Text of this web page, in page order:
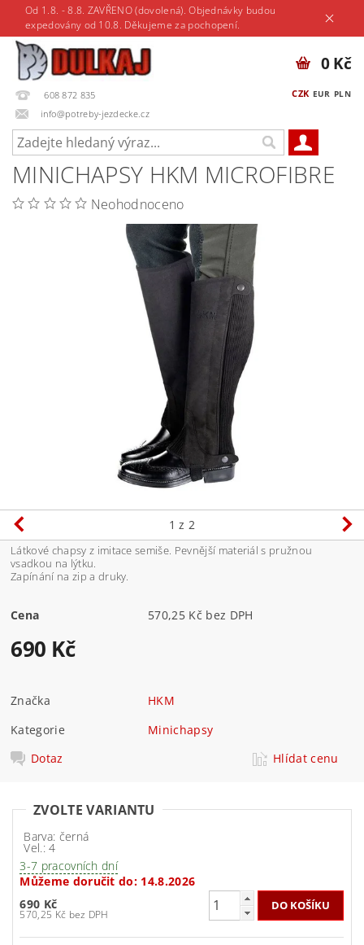
Od 1.8. - 8.8. ZAVŘENO (dovolená). Objednávky budou
expedovány od 10.8. Děkujeme za pochopení.
608 872 835
info@potreby-jezdecke.cz
CZK EUR PLN
0 Kč
MINICHAPSY HKM MICROFIBRE
Neohodnoceno
1 z 2
Látkové chapsy z imitace semiše. Pevnější materiál s pružnou
vsadkou na lýtku.
Zapínání na zip a druky.
Cena 570,25 Kč bez DPH
690 Kč
Značka
HKM
Kategorie
Minichapsy
Dotaz
Hlídat cenu
ZVOLTE VARIANTU
Barva: černá
Vel.: 4
3-7 pracovních dní
Můžeme doručit do: 14.8.2026
690 Kč
570,25 Kč bez DPH